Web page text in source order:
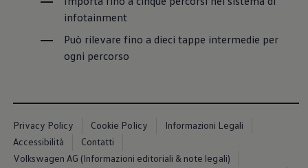
Safe inMotion e Capital Safe +
Allestimenti e personalizzazioni
Trasporto persone con disabilità
Listini e Dati tecnici
Veicoli elettrici
Simulatore del tempo di ricarica
Simulatore dell’autonomia
Ricarica domestica
infotainment
Può rilevare fino a dieci tappe intermedie per
ogni percorso
Privacy Policy Cookie Policy
Informazioni Legali
Accessibilità
Contatti
Volkswagen AG (Informazioni editoriali & note legali)